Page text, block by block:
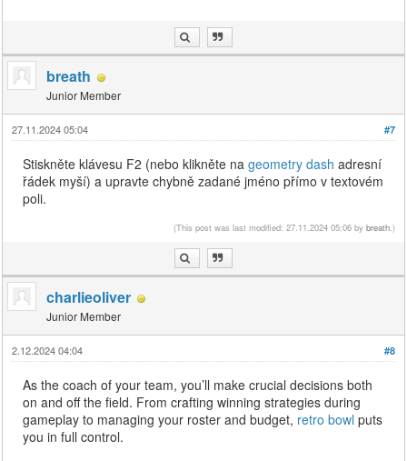
breath
Junior Member
#7
27.11.2024 05:04
Stiskněte klávesu F2 (nebo klikněte nageometry dash adresní
řádek myší) a upravte chybně zadané jméno přímo v textovém
poli.
(This post was last modified: 27.11.2024 05:06 by breath.)
charlieoliver
Junior Member
#8
2.12.2024 04:04
As the coach of your team, you’ll make crucial decisions both
on and off the field. From crafting winning strategies during
gameplay to managing your roster and budget, retro bowl puts
you in full control.